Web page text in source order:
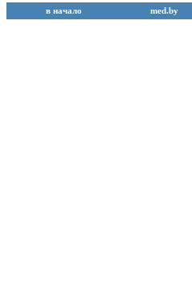
в начало med.by